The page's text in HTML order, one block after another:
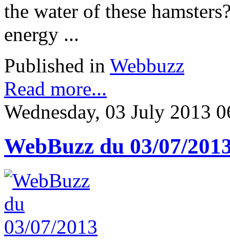
the water of these
energy ...
Published in Webbuzz
Read more...
Wednesday, 03 July 2013
WebBuzz du 03/07/